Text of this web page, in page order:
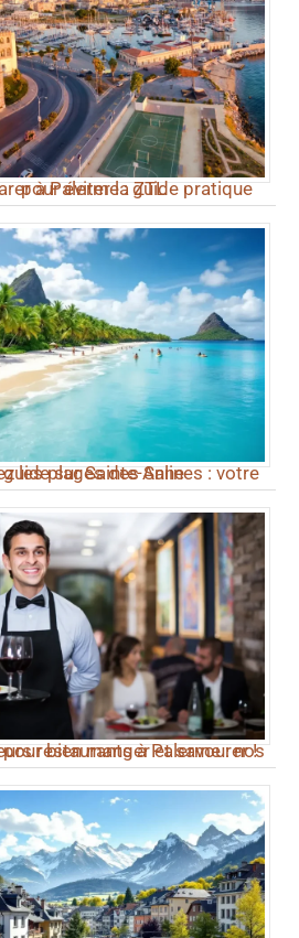
Où se garer à Palerme : guide pratique pour éviter la ZTL
Découvrez les plages des Salines : votre guide sur Sainte-Anne
à Palerme : nos conseils pour bien manger et savourer !